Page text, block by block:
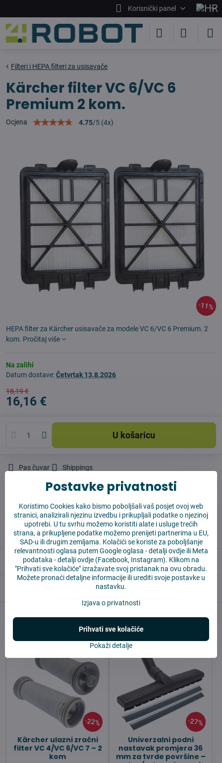
Korisnički panel
11%
Filteri i HEPA filteri za usisavače
Kärcher filter VC 6/VC 6
Premium 2 kom.
Ocjena 4.75/5 (4x)
HEPA filter za Kärcher usisavače za modele VC 6/VC 6 Premium. 2
kom. Pročitaj više
Na zalihi
Datum dostave:Četvrtak 13.8.2026
18,19 €
16,16 €
U košaricu
Pas čuvar Shippings
Vysajto.sk
✅ Spremno za slanje odmah
✅ BESPLATNA dostava iznad 55 EUR
✅ 14 dana za povrat robe
Opis
Alternativni proizvodi
22%
Kärcher ulazni zračni
filter VC 4/VC 6/VC 7 – 2
kom
27%
Univerzalni podni
nastavak promjera 36
mm za tvrde površine –
Postavke privatnosti
Koristimo Cookies kako bismo poboljšali vaš posjet ovoj web
stranici, analizirali njezinu izvedbu i prikupljali podatke o njezinoj
upotrebi. U tu svrhu možemo koristiti alate i usluge trećih
strana, a prikupljene podatke možemo prenijeti partnerima u EU,
SAD-u ili drugim zemljama. Kolačići se koriste za poboljšanje
relevantnosti oglasa putem Google oglasa -detalji ovdjeili Meta
podataka -detalji ovdje (Facebook, Instagram). Klikom na
"Prihvati sve kolačiće" izražavate svoj pristanak na ovu obradu.
Možete pronaći detaljne informacije ili urediti svoje postavke u
nastavku.
Izjava o privatnosti
Pokaži detalje
Prihvati sve kolačiće